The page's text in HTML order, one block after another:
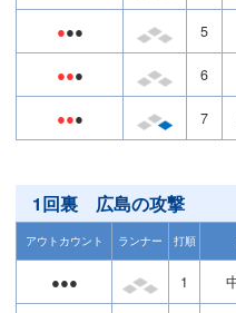
●●● 5
●●● 6
●●● 7
1回裏 広島の攻撃
アウトカウント ランナー 打順
●●● 1